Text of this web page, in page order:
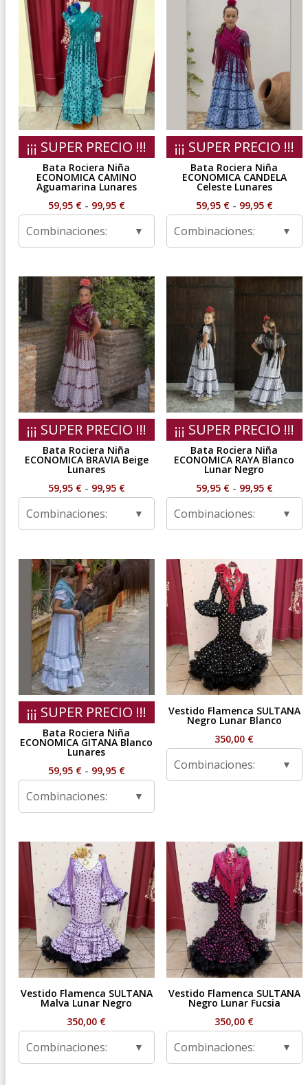
¡¡¡ SUPER PRECIO !!!
Bata Rociera Niña
ECONOMICA CAMINO
Aguamarina Lunares
59,95 € - 99,95 €Rango
59,95 €
hasta
99,95 €
Combinaciones:
¡¡¡ SUPER PRECIO !!!
Bata Rociera Niña
ECONOMICA CANDELA
Celeste Lunares
59,95 € - 99,95 €Rango
59,95 €
hasta
99,95 €
Combinaciones:
¡¡¡ SUPER PRECIO !!!
Bata Rociera Niña
ECONOMICA BRAVIA Beige
Lunares
59,95 € - 99,95 €Rango
59,95 €
99,95 €
Combinaciones:
¡¡¡ SUPER PRECIO !!!
Bata Rociera Niña
ECONOMICA RAYA Blanco
Lunar Negro
59,95 € - 99,95 €Rango
59,95 €
hasta
99,95 €
Combinaciones:
¡¡¡ SUPER PRECIO !!!
Bata Rociera Niña
ECONOMICA GITANA Blanco
Lunares
59,95 € - 99,95 €Rango
59,95 €
hasta
99,95 €
Combinaciones:
Vestido Flamenca SULTANA
Negro Lunar Blanco
350,00 €
Combinaciones:
Vestido Flamenca SULTANA
Malva Lunar Negro
350,00 €
Combinaciones:
Vestido Flamenca SULTANA
Negro Lunar Fucsia
350,00 €
Combinaciones: